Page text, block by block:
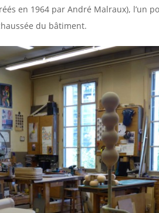
en 1964 par André Malraux), l’un
du bâtiment.